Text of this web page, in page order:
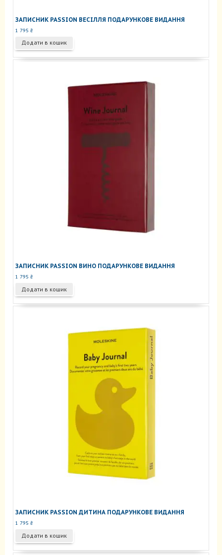
ЗАПИСНИК PASSION ВЕСІЛЛЯ ПОДАРУНКОВЕ ВИДАННЯ
1 795 ₴
Додати в кошик
ЗАПИСНИК PASSION ВИНО ПОДАРУНКОВЕ ВИДАННЯ
1 795 ₴
Додати в кошик
ЗАПИСНИК PASSION ДИТИНА ПОДАРУНКОВЕ ВИДАННЯ
1 795 ₴
Додати в кошик